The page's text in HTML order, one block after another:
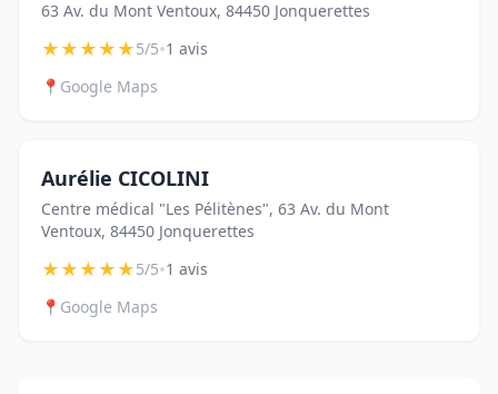
63 Av. du Mont Ventoux, 84450 Jonquerettes
★★★★★5/5•1 avis
📍 Google Maps
Aurélie CICOLINI
Centre médical "Les Pélitènes", 63 Av. du Mont
Ventoux, 84450 Jonquerettes
★★★★★5/5•1 avis
📍 Google Maps